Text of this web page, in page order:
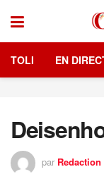
TOLI EN
par